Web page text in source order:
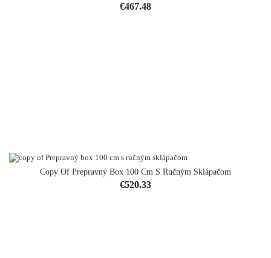
Price
€467.48
Copy Of Prepravný Box 100 Cm S Ručným Sklápačom
Price
€520.33